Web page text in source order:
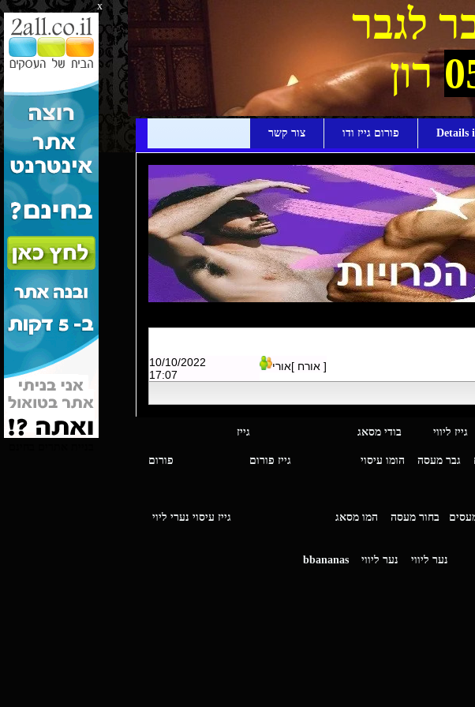
x
לגבר
רון
Details פורום גייז ודו צור קשר
[ אורח ]אורי
10/10/2022
17:07
ליווי בודי מסאג גייז
גבר מעסה הומו עיסוי גייז פורום
פורום
בחור מעסה המו מסאג גייז עיסוי נערי ליוי
נער ליווי נער ליווי bbananas